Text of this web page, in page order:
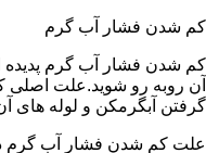
کم شدن فشار آب گرم
کم شدن فشار آب گرم
آن روبه رو شوید.علت
گرفتن آبگرمکن و لوله های
علت کم شدن فشار آب گرم در